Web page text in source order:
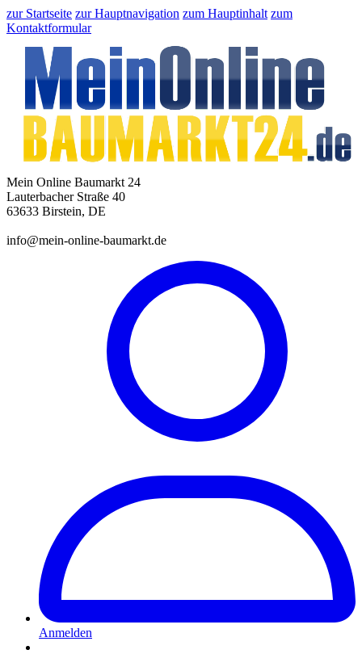
zur Startseite zur Hauptnavigation zum Hauptinhalt zum
Kontaktformular
Mein Online Baumarkt 24
Lauterbacher Straße 40
63633 Birstein, DE
info@mein-online-baumarkt.de
Anmelden